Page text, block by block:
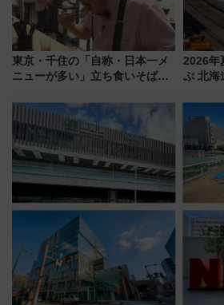
東京・千住の「自称・日本一メ
ニューが多い」立ち食いそば屋
地のふらっと立ち食いそば』
7/27夜10時～放送
2026年
ぷ 北海
の罠